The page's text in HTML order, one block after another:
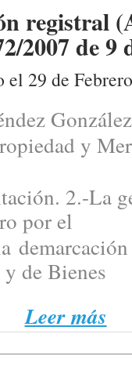
registral
2007 de 9
el 29 de
González
y
2.-La
por el
de Bienes
Leer más